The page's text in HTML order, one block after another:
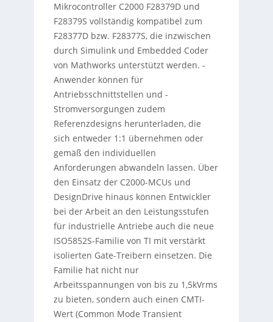
Mikrocontroller C2000 F28379D und
F28379S vollständig kompatibel zum
F28377D bzw. F28377S, die inzwischen
durch Simulink und Embedded Coder
von Mathworks unterstützt werden. -
Anwender können für
Antriebsschnittstellen und -
Stromversorgungen zudem
Referenzdesigns herunterladen, die
sich entweder 1:1 übernehmen oder
gemäß den individuellen
Anforderungen abwandeln lassen. Über
den Einsatz der C2000-MCUs und
DesignDrive hinaus können Entwickler
bei der Arbeit an den Leistungsstufen
für industrielle Antriebe auch die neue
ISO5852S-Familie von TI mit verstärkt
isolierten Gate-Treibern einsetzen. Die
Familie hat nicht nur
Arbeitsspannungen von bis zu 1,5kVrms
zu bieten, sondern auch einen CMTI-
Wert (Common Mode Transient